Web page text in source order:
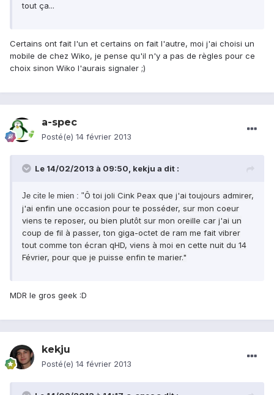
tout ça...
Certains ont fait l'un et certains on fait l'autre, moi j'ai choisi un
mobile de chez Wiko, je pense qu'il n'y a pas de règles pour ce
choix sinon Wiko l'aurais signaler ;)
a-spec
Posté(e) 14 février 2013
Le 14/02/2013 à 09:50, kekju a dit :
Je cite le mien : "Ô toi joli Cink Peax que j'ai toujours admirer,
j'ai enfin une occasion pour te posséder, sur mon coeur
viens te reposer, ou bien plutôt sur mon oreille car j'ai un
coup de fil à passer, ton giga-octet de ram me fait vibrer
tout comme ton écran qHD, viens à moi en cette nuit du 14
Février, pour que je puisse enfin te marier."
MDR le gros geek :D
kekju
Posté(e) 14 février 2013